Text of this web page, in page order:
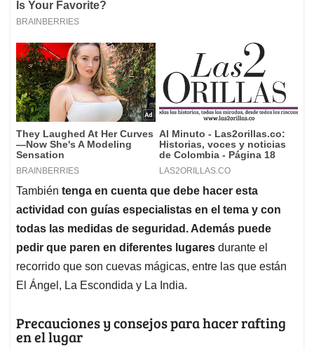
También tenga en cuenta que debe hacer esta
actividad con guías especialistas en el tema y con
todas las medidas de seguridad. Además puede
pedir que paren en diferentes lugares durante el
recorrido que son cuevas mágicas, entre las que están
El Ángel, La Escondida y La India.
Precauciones y consejos para hacer rafting
en el lugar